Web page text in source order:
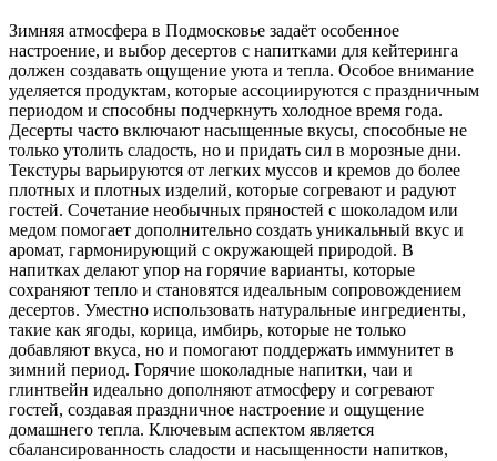
Зимняя атмосфера в Подмосковье задаёт особенное
настроение, и выбор десертов с напитками для кейтеринга
должен создавать ощущение уюта и тепла. Особое внимание
уделяется продуктам, которые ассоциируются с праздничным
периодом и способны подчеркнуть холодное время года.
Десерты часто включают насыщенные вкусы, способные не
только утолить сладость, но и придать сил в морозные дни.
Текстуры варьируются от легких муссов и кремов до более
плотных и плотных изделий, которые согревают и радуют
гостей. Сочетание необычных пряностей с шоколадом или
медом помогает дополнительно создать уникальный вкус и
аромат, гармонирующий с окружающей природой. В
напитках делают упор на горячие варианты, которые
сохраняют тепло и становятся идеальным сопровождением
десертов. Уместно использовать натуральные ингредиенты,
такие как ягоды, корица, имбирь, которые не только
добавляют вкуса, но и помогают поддержать иммунитет в
зимний период. Горячие шоколадные напитки, чаи и
глинтвейн идеально дополняют атмосферу и согревают
гостей, создавая праздничное настроение и ощущение
домашнего тепла. Ключевым аспектом является
сбалансированность сладости и насыщенности напитков,